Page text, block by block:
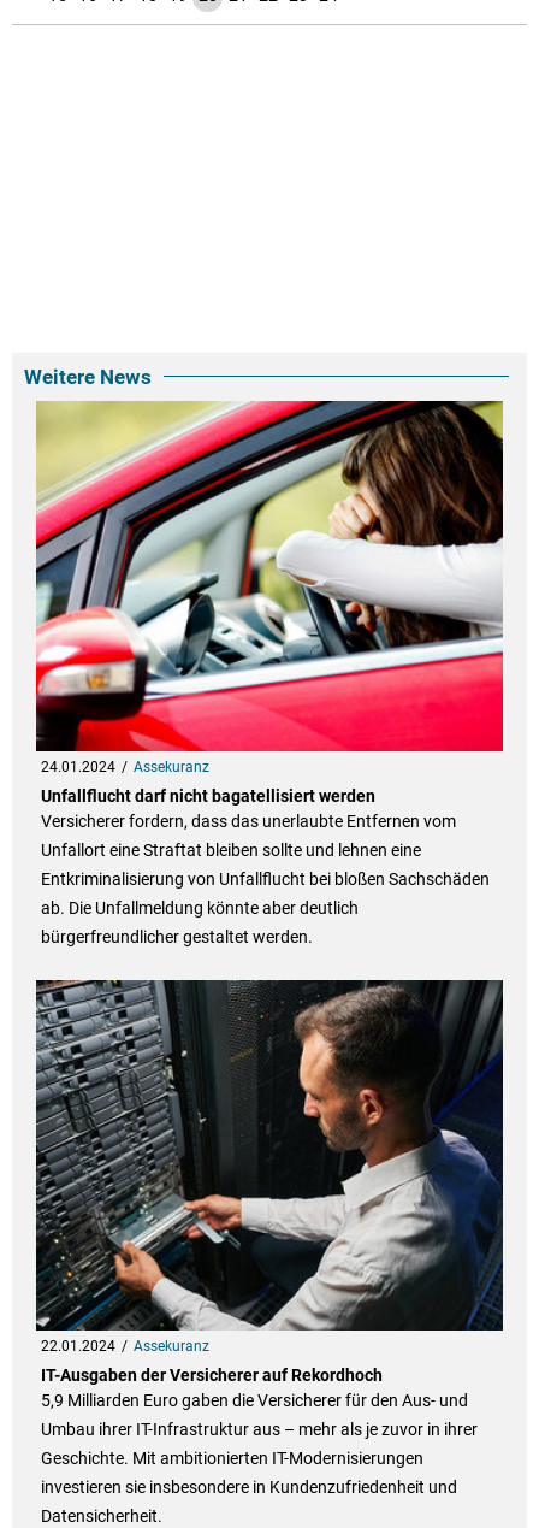
Weitere News
24.01.2024 Assekuranz
Unfallflucht darf nicht bagatellisiert werden
Versicherer fordern, dass das unerlaubte Entfernen vom
Unfallort eine Straftat bleiben sollte und lehnen eine
Entkriminalisierung von Unfallflucht bei bloßen Sachschäden
ab. Die Unfallmeldung könnte aber deutlich
bürgerfreundlicher gestaltet werden.
22.01.2024 Assekuranz
IT-Ausgaben der Versicherer auf Rekordhoch
5,9 Milliarden Euro gaben die Versicherer für den Aus- und
Umbau ihrer IT-Infrastruktur aus – mehr als je zuvor in ihrer
Geschichte. Mit ambitionierten IT-Modernisierungen
investieren sie insbesondere in Kundenzufriedenheit und
Datensicherheit.